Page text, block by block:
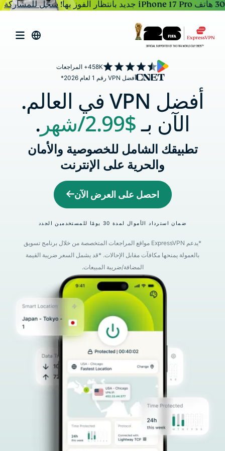
30 هاتف iPhone 17 Pro جديد بانتظار الفوز بها! سجّل للمشاركة
أفضل VPN رقم 1 لعام 2026*
458K+ المراجعات
أفضل VPN في العالم.
الآن بـ$2.99 /شهر .
تطبيقك الشامل للخصوصية والأمان
والحرية على الإنترنت
احصل على العرض الآن
ضمان استرداد الأموال لمدة 30 يومًا للمستخدمين الجدد
*يدعم ExpressVPN مواقع المراجعات المتخصصة من خلال برنامج تسويق
بالعمولة يمنحها مكافآت مقابل الإحالات. *قد يشمل السعر ضريبة القيمة
المضافة/ضريبة المبيعات.